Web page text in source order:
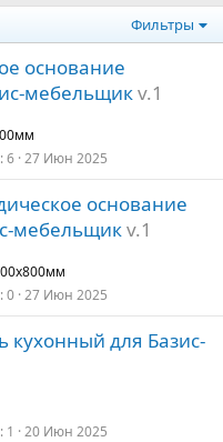
Фильтры
основание
мебельщикv.1
6 27 Июн 2025
основание
мебельщикv.1
0 27 Июн 2025
кухонный для Базис-
1 20 Июн 2025